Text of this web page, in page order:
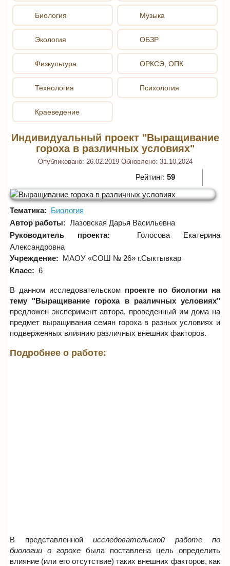
Биология
Экология
Музыка
ОБЗР
Физкультура
Технология
Краеведение
ОРКСЭ, ОПК
Психология
Индивидуальный проект "Выращивание
гороха в различных условиях"
Опубликовано: 26.02.2019 Обновлено: 31.10.2024
Рейтинг: 59
Тематика: Биология
Автор работы: Лазовская Дарья Васильевна
Руководитель проекта:
Голосова Екатерина
Александровна
Учреждение: МАОУ «СОШ № 26» г.Сыктывкар
Класс: 6
В данном исследовательском проекте по биологии на
тему "Выращивание гороха в различных условиях"
предложен эксперимент автора, проведенный им дома на
предмет выращивания семян гороха в разных условиях и
подверженных влиянию различных внешних факторов.
Подробнее о работе:
В представленной исследовательской работе по
биологии о горохе была поставлена цель определить
влияние (или его отсутствие) таких внешних факторов, как